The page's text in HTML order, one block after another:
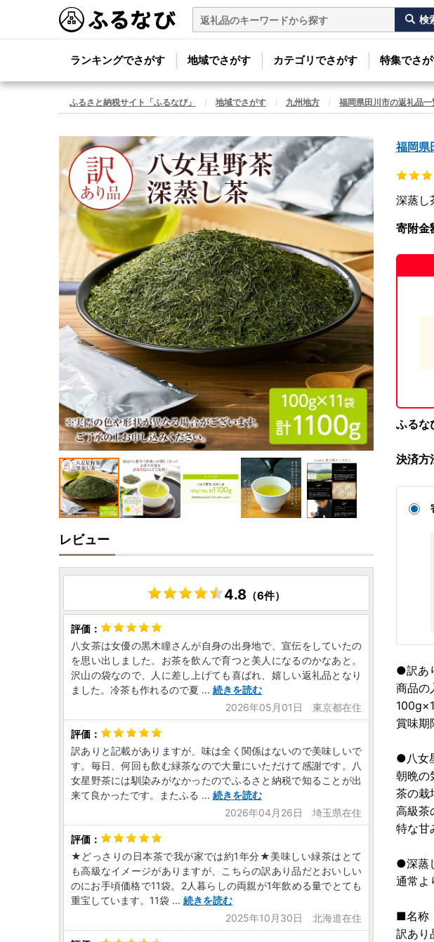
ランキングでさがす 地域でさがす カテゴリでさがす 特集でさ
ふるさと納税サイト「ふるなび」 地域でさがす 九州地方 福岡県田川市の返礼品一
福岡県
深蒸し
寄附金
ふるな
決済方
●訳あ
商品の
賞味期
●八女
朝晩の
茶の栽
高級茶
特な甘
●深蒸
通常よ
■名称
訳あり
レビュー
4.8 （6件）
八女茶は女優の黒木瞳さんが自身の出身地で、宣伝をしていたの
を思い出しました。お茶を飲んで育つと美人になるのかなあと。
沢山の袋なので、人に差し上げても喜ばれ、嬉しい返礼品となり
ました。冷茶も作れるので夏 ... 続きを読む
2026年05月01日 東京都在住
訳ありと記載がありますが、味は全く関係はないので美味しいで
す。毎日、何回も飲む緑茶なので大量にいただけて感謝です。八
女星野茶には馴染みがなかったのでふるさと納税で知ることが出
来て良かったです。またふる ... 続きを読む
2026年04月26日 埼玉県在住
★どっさりの日本茶で我が家では約1年分★美味しい緑茶はとて
も高級なイメージがありますが、こちらの訳あり品だとおいしい
のにお手頃価格で11袋。2人暮らしの両親が1年飲める量でとても
重宝しています。11袋 ... 続きを読む
2025年10月30日 北海道在住